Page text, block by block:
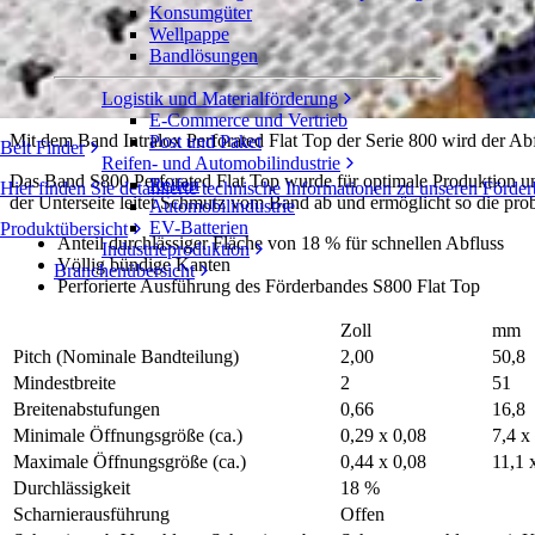
Belt Finder
Hier finden Sie detaillierte technische Informationen zu unseren
Produktübersicht
Konsumgüter
Wellpappe
Bandlösungen
Logistik und Materialförderung
E-Commerce und Vertrieb
Post und Paket
Reifen- und Automobilindustrie
Reifen
Automobilindustrie
EV-Batterien
Industrieproduktion
Branchenübersicht
Perforated Flat Top
Serie 800
Freigeben Angebot einholen
Mit dem Band Intralox Perforated Flat Top der Serie 800 wird der
Das Band S800 Perforated Flat Top wurde für optimale Produktion
der Unterseite leitet Schmutz vom Band ab und ermöglicht so die
Anteil durchlässiger Fläche von 18 % für schnellen Abfluss
Völlig bündige Kanten
Perforierte Ausführung des Förderbandes S800 Flat Top
Zoll
mm
Pitch (Nominale Bandteilung)
2,00
50,8
Mindestbreite
2
51
Breitenabstufungen
0,66
16,8
Minimale Öffnungsgröße (ca.)
0,29 x 0,08
7,4 x
Maximale Öffnungsgröße (ca.)
0,44 x 0,08
11,1
Durchlässigkeit
18 %
Scharnierausführung
Offen